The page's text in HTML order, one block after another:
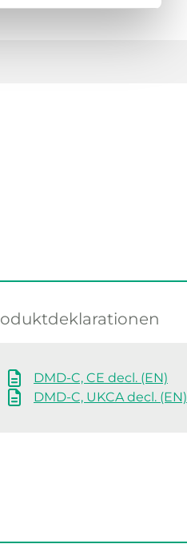
DMD-C, CE decl. (EN)
DMD-C, UKCA decl. (EN)